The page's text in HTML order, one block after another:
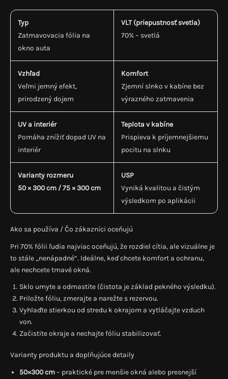
Typ
Zatmavovacia fólia na
okno auta
VLT (priepustnosť svetla)
70% – svetlá
Vzhľad
Veľmi jemný efekt,
prirodzený dojem
Komfort
Zjemní slnko v kabíne bez
výrazného zatmavenia
UV a interiér
Pomáha znížiť dopad UV na
interiér
Teplota v kabíne
Prispieva k príjemnejšiemu
pocitu na slnku
Varianty rozmeru
50 × 300 cm / 75 × 300 cm
USP
Vyniká kvalitou a čistým
výsledkom po aplikácii
Ako sa používa / Čo zákazníci oceňujú
Pri 70% fólii ľudia najviac oceňujú, že rozdiel cítia, ale vizuálne je
to stále „nenápadné“. Ideálne, keď chcete komfort a ochranu,
ale nechcete tmavé okná.
Sklo umyte a odmastite (čistota je základ pekného výsledku).
Priložte fóliu, zmerajte a narežte s rezervou.
Vyhlaďte stierkou od stredu k okrajom a vytláčajte vzduch
von.
Začistite okraje a nechajte fóliu stabilizovať.
Varianty produktu a doplňujúce detaily
50×300 cm– praktické pre menšie okná alebo presnejší